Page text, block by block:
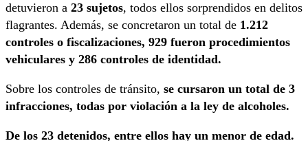
detuvieron a 23 sujetos, todos ellos sorprendidos en delitos
flagrantes. Además, se concretaron un total de 1.212
controles o fiscalizaciones, 929 fueron procedimientos
vehiculares y 286 controles de identidad.
Sobre los controles de tránsito, se cursaron un total de 3
infracciones, todas por violación a la ley de alcoholes.
De los 23 detenidos, entre ellos hay un menor de edad.